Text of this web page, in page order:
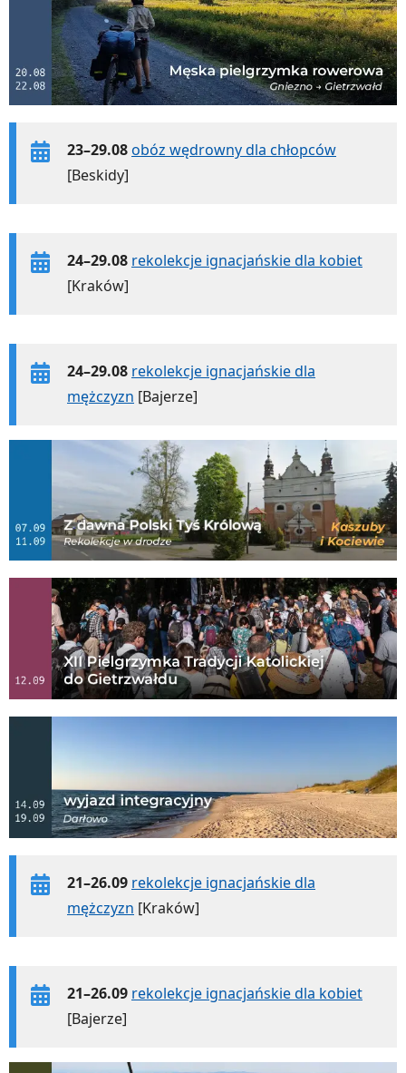
23–29.08obóz wędrowny dla chłopców
[Beskidy]
24–29.08 rekolekcje ignacjańskie dla kobiet
[Kraków]
24–29.08 rekolekcje ignacjańskie dla
mężczyzn [Bajerze]
21–26.09 rekolekcje ignacjańskie dla
mężczyzn [Kraków]
21–26.09 rekolekcje ignacjańskie dla kobiet
[Bajerze]